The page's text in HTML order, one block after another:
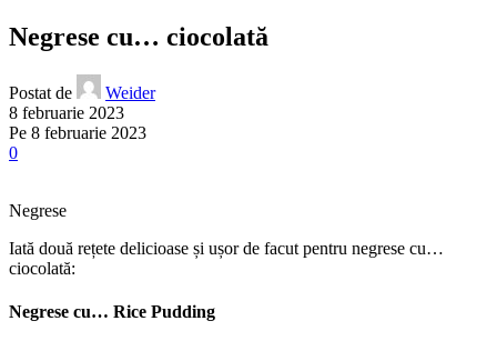
Negrese cu… ciocolată
Postat de
Weider
8 februarie 2023
Pe 8 februarie 2023
0
Negrese
Iată două rețete delicioase și ușor de facut pentru negrese cu…
ciocolată:
Negrese cu… Rice Pudding